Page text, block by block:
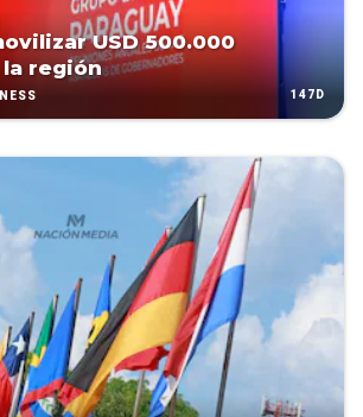
USD 500.000
región
147D